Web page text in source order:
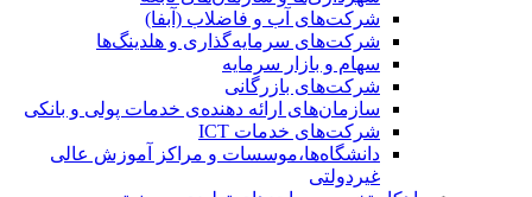
شرکت‌های آب و فاضلاب (آبفا)
شرکت‌های سرمایه‌گذاری و هلدینگ‌ها
سهام و بازار سرمایه
شرکت‌های بازرگانی
سازمان‌های ارائه دهنده‌ی خدمات پولی و بانکی
شرکت‌های خدمات ICT
دانشگاه‌ها،موسسات و مراکز آموزش عالی
غیردولتی